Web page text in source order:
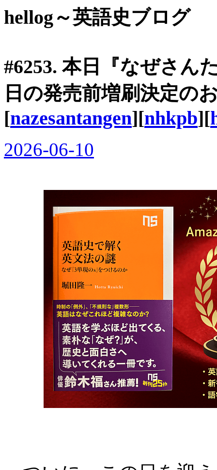
hellog～英語史ブログ
#6253. 本日『なぜさん
日の発売前増刷決定の
[nazesantangen][nhkpb][
2026-06-10